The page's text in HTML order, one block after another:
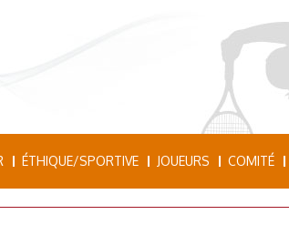
ÉTHIQUE/SPORTIVE JOUEURS COMITÉ